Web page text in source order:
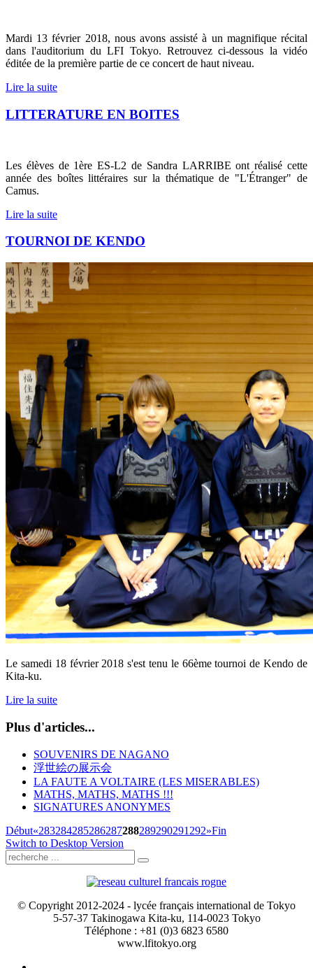
Mardi 13 février 2018, nous avons assisté à un magnifique récital
dans l'auditorium du LFI Tokyo. Retrouvez ci-dessous la vidéo
éditée de la première partie de ce concert de haut niveau.
Lire la suite
LITTERATURE EN BOITES
Les élèves de 1ère ES-L2 de Sandra LARRIBE ont réalisé cette
année des boîtes littéraires sur la thématique de "L'Étranger" de
Camus.
Lire la suite
TOURNOI DE KENDO
Le samedi 18 février 2018 s'est tenu le 66ème tournoi de Kendo de
Kita-ku.
Lire la suite
Plus d'articles...
SOUVENIRS DE NAGANO
浮世絵の展示会
LA FAUTE A VOLTAIRE (LES MISERABLES)
MATHS, MATHS, MATHS !!!
SIGNATURES ANONYMES
Début«283284285286287288289290291 292»Fin
Switch to Desktop Version
© Copyright 2012-2024 - lycée français international de Tokyo
5-57-37 Takinogawa Kita-ku, 114-0023 Tokyo
Téléphone : +81 (0)3 6823 6580
www.lfitokyo.org